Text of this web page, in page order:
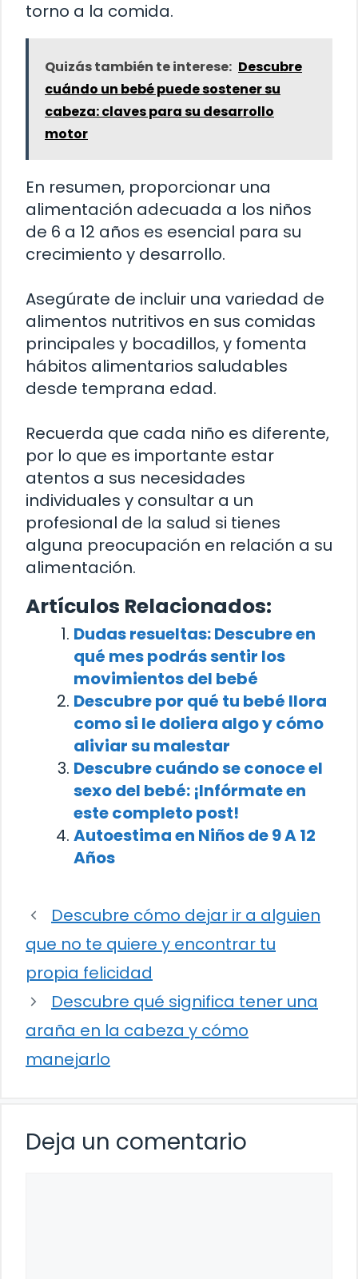
torno a la comida.
Quizás también te interese: Descubre
cuándo un bebé puede sostener su
cabeza: claves para su desarrollo
motor
En resumen, proporcionar una
alimentación adecuada a los niños
de 6 a 12 años es esencial para su
crecimiento y desarrollo.
Asegúrate de incluir una variedad de
alimentos nutritivos en sus comidas
principales y bocadillos, y fomenta
hábitos alimentarios saludables
desde temprana edad.
Recuerda que cada niño es diferente,
por lo que es importante estar
atentos a sus necesidades
individuales y consultar a un
profesional de la salud si tienes
alguna preocupación en relación a su
alimentación.
Artículos Relacionados:
Dudas resueltas: Descubre en
qué mes podrás sentir los
movimientos del bebé
Descubre por qué tu bebé llora
como si le doliera algo y cómo
aliviar su malestar
Descubre cuándo se conoce el
sexo del bebé: ¡Infórmate en
este completo post!
Autoestima en Niños de 9 A 12
Años
Descubre cómo dejar ir a alguien
que no te quiere y encontrar tu
propia felicidad
Descubre qué significa tener una
araña en la cabeza y cómo
manejarlo
Deja un comentario